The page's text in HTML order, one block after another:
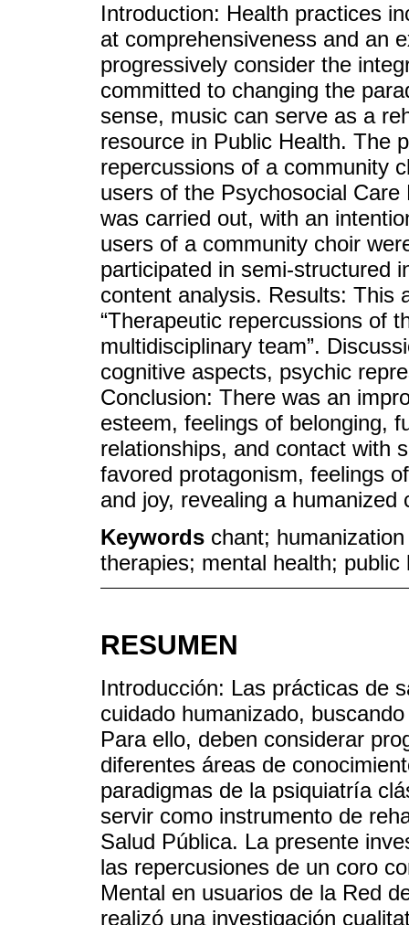
Introduction: Health practices
at comprehensiveness and an
progressively consider the
committed to changing the
sense, music can serve as a
resource in Public Health. The
repercussions of a community
users of the Psychosocial
was carried out, with an
users of a community choir
participated in semi-structured
content analysis. Results: This
“Therapeutic repercussions of
multidisciplinary team”.
cognitive aspects, psychic
Conclusion: There was an
esteem, feelings of belonging,
relationships, and contact with
favored protagonism, feelings
and joy, revealing a humanized
Keywords chant;
therapies; mental health; public
RESUMEN
Introducción: Las prácticas de
cuidado humanizado,
Para ello, deben considerar
diferentes áreas de
paradigmas de la psiquiatría
servir como instrumento de
Salud Pública. La presente
las repercusiones de un coro
Mental en usuarios de la Red
realizó una investigación